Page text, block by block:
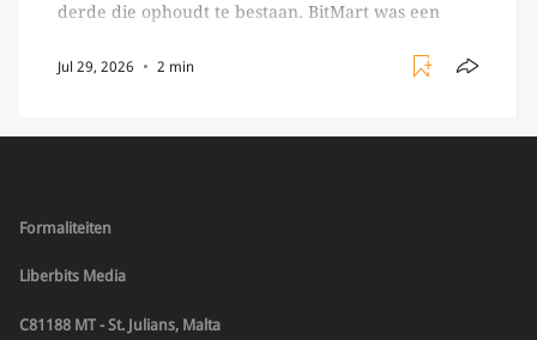
derde die ophoudt te bestaan. BitMart was een
crypto handelaren terecht konden om te handelen
Jul 29, 2026 2 min
Formaliteiten
Liberbits Media
C81188 MT - St. Julians, Malta